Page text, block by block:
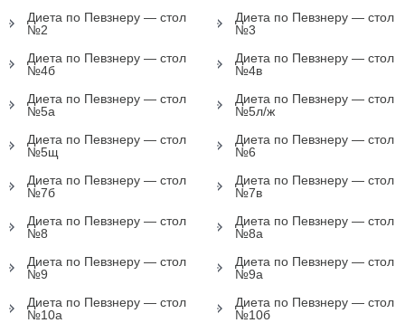
Диета по Певзнеру — стол
№2
Диета по Певзнеру — стол
№3
Диета по Певзнеру — стол
№4б
Диета по Певзнеру — стол
№4в
Диета по Певзнеру — стол
№5а
Диета по Певзнеру — стол
№5л/ж
Диета по Певзнеру — стол
№5щ
Диета по Певзнеру — стол
№6
Диета по Певзнеру — стол
№7б
Диета по Певзнеру — стол
№7в
Диета по Певзнеру — стол
№8
Диета по Певзнеру — стол
№8а
Диета по Певзнеру — стол
№9
Диета по Певзнеру — стол
№9а
Диета по Певзнеру — стол
№10а
Диета по Певзнеру — стол
№10б